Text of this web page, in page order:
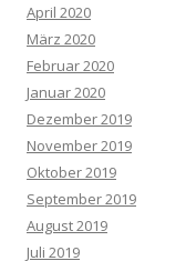
April 2020
März 2020
Februar 2020
Januar 2020
Dezember 2019
November 2019
Oktober 2019
September 2019
August 2019
Juli 2019